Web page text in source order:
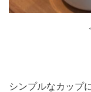
シンプルなカップ